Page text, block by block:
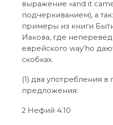
выражение «and it
подчеркиванием), а
примеры из книги
Иакова, где
еврейского way’hо
скобках.
(1) два употребления в
предложения:
2 Нефий 4:10